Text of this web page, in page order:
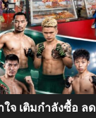
จ เติมกำลังซื้อ ลด